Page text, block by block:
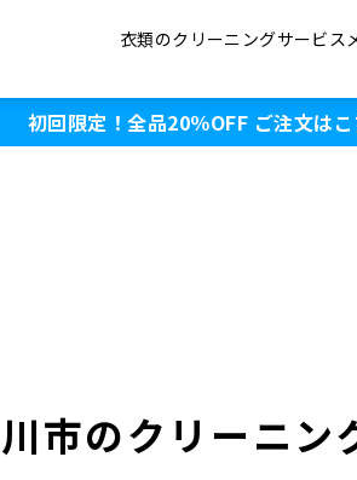
衣類のクリーニングサービス
初回限定！全品20％OFF ご注文は
市のクリーニン